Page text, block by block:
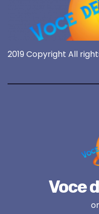
2019 Copyright All
Voce